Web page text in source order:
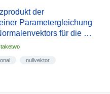
der
Parametergleichung
für die …
nullvektor